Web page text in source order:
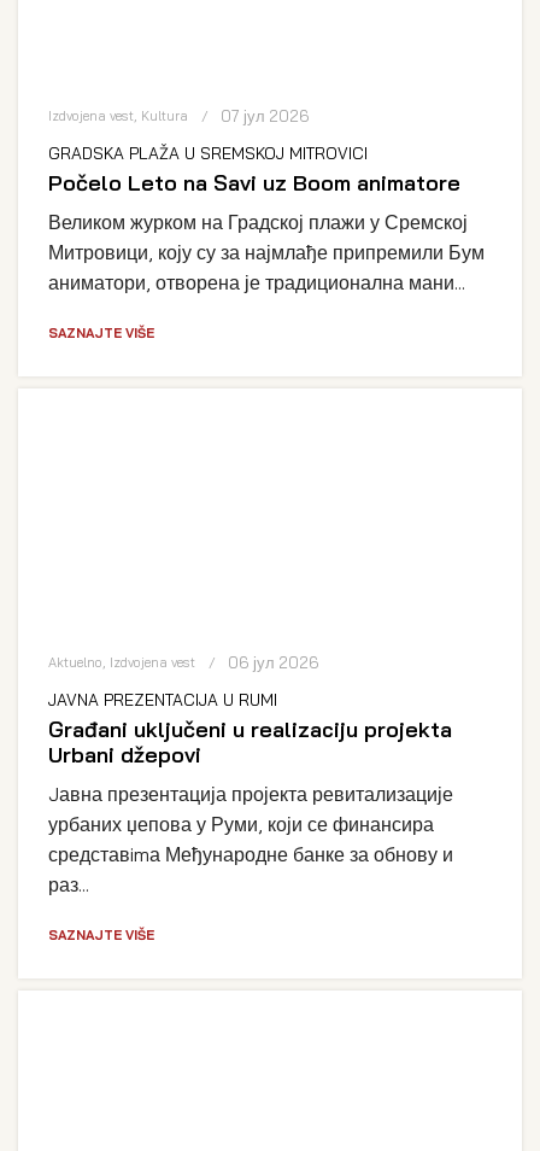
Izdvojena vest Kultura 07 јул 2026
GRADSKA PLAŽA U SREMSKOJ MITROVICI
Počelo Leto na Savi uz Boom animatore
Великом журком на Градској плажи у Сремској
Митровици, коју су за најмлађе припремили Бум
аниматори, отворена је традиционална мани...
SAZNAJTE VIŠE
Aktuelno Izdvojena vest 06 јул 2026
JAVNA PREZENTACIJA U RUMI
Građani uključeni u realizaciju projekta
Urbani džepovi
Jавна презентација пројекта ревитализације
урбаних џепова у Руми, који се финансира
средставimа Међународне банке за обнову и
раз...
SAZNAJTE VIŠE